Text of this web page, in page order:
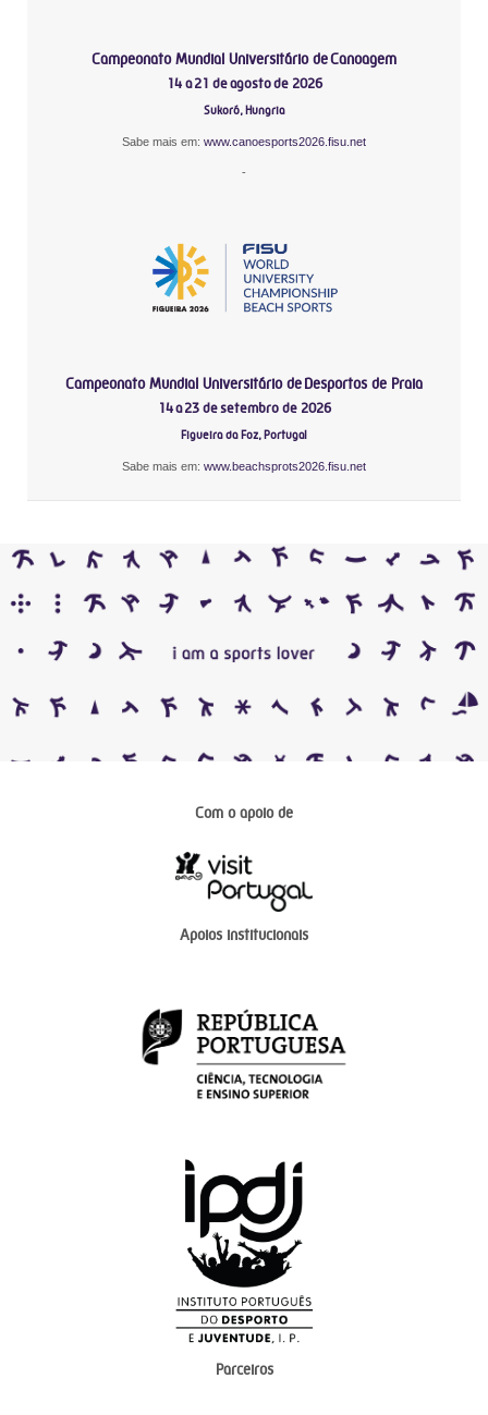
Campeonato Mundial Universitário de Canoagem
14 a 21 de agosto de 2026
Sukoró, Hungria
Sabe mais em: www.canoesports2026.fisu.net
-
Campeonato Mundial Universitário de Desportos de Praia
14 a 23 de setembro de 2026
Figueira da Foz, Portugal
Sabe mais em: www.beachsprots2026.fisu.net
Com o apoio de
Apoios institucionais
Parceiros